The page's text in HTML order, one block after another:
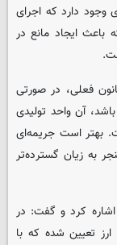
وجود دارد که اجرای
باعث ایجاد مانع در
فعلی، در صورتی
آن واحد تولیدی
بهتر است جریمه‌ای
به زیان گسترده‌تر
کرد و گفت: در
تعیین شده که با